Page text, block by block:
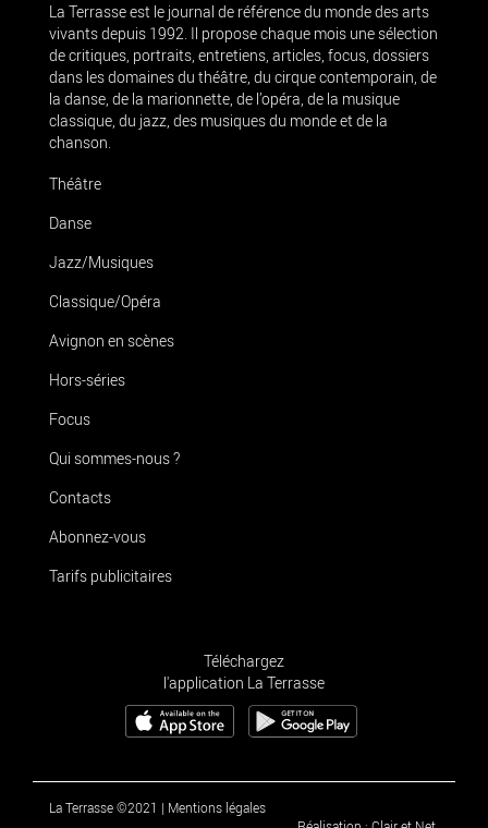
La Terrasse est le journal de référence du monde des arts
vivants depuis 1992. Il propose chaque mois une sélection
de critiques, portraits, entretiens, articles, focus, dossiers
dans les domaines du théâtre, du cirque contemporain, de
la danse, de la marionnette, de l’opéra, de la musique
classique, du jazz, des musiques du monde et de la
chanson.
Théâtre
Danse
Jazz/Musiques
Classique/Opéra
Avignon en scènes
Hors-séries
Focus
Qui sommes-nous ?
Contacts
Abonnez-vous
Tarifs publicitaires
Téléchargez
l'application La Terrasse
La Terrasse ©2021 | Mentions légales